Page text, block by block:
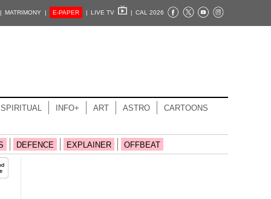
MATRIMONY | E-PAPER | LIVE TV | CAL 2026
SPIRITUAL INFO+ ART ASTRO CARTOONS
DEFENCE EXPLAINER OFFBEAT